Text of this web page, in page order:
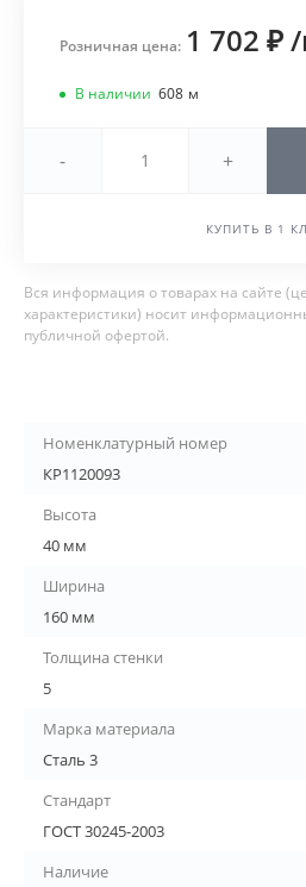
Розничная цена: 1 702 ₽/
В наличии 608 м
- +
КУПИТЬ В 1
Вся информация о товарах на сайте
характеристики) носит
публичной офертой.
Номенклатурный номер
КР1120093
Высота
40 мм
Ширина
160 мм
Толщина стенки
5
Марка материала
Сталь 3
Стандарт
ГОСТ 30245-2003
Наличие